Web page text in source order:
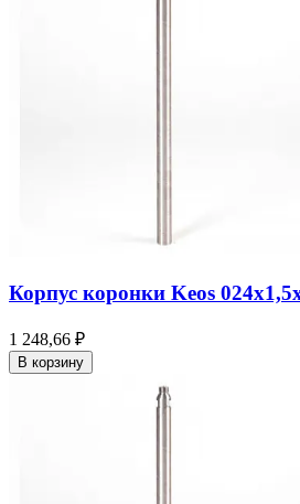
Корпус коронки Keos
1 248,66 ₽
В корзину